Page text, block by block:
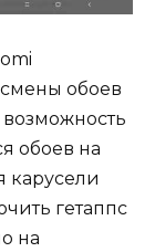
обоев
возможность
обоев на
карусели
гетаппс
на